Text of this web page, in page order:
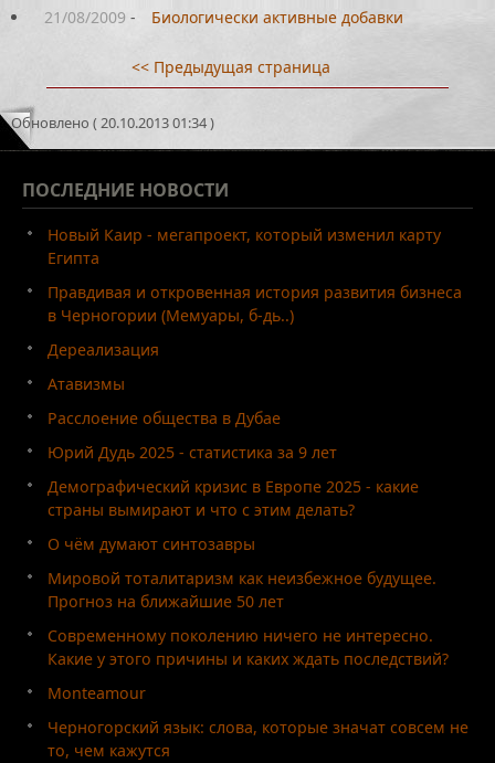
21/08/2009 - Биологически активные добавки
<< Предыдущая страница
Обновлено ( 20.10.2013 01:34 )
ПОСЛЕДНИЕ НОВОСТИ
Новый Каир - мегапроект, который изменил карту
Египта
Правдивая и откровенная история развития бизнеса
в Черногории (Мемуары, б-дь..)
Дереализация
Атавизмы
Расслоение общества в Дубае
Юрий Дудь 2025 - статистика за 9 лет
Демографический кризис в Европе 2025 - какие
страны вымирают и что с этим делать?
О чём думают синтозавры
Мировой тоталитаризм как неизбежное будущее.
Прогноз на ближайшие 50 лет
Современному поколению ничего не интересно.
Какие у этого причины и каких ждать последствий?
Monteamour
Черногорский язык: слова, которые значат совсем не
то, чем кажутся